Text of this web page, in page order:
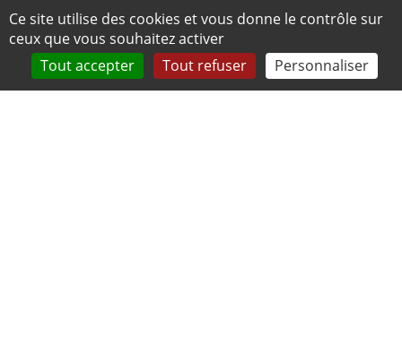
Panneau de gestion des cookies
Ce site utilise des cookies et vous donne le contrôle sur
ceux que vous souhaitez activer
Tout accepter
Tout refuser Personnaliser